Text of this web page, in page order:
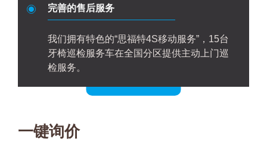
完善的售后服务
我们拥有特色的“思福特4S移动服务”，15台
牙椅巡检服务车在全国分区提供主动上门巡
检服务。
一键询价